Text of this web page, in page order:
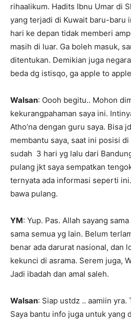
rihaalikum. Hadits Ibnu Umar di
yang terjadi di Kuwait baru-baru
hari ke depan tidak memberi
masih di luar. Ga boleh masuk,
ditentukan. Demikian juga
beda dg istisqo, ga apple to
Walsan: Oooh begitu.. Mohon
kekurangpahaman saya ini.
Atho’na dengan guru saya. Bisa
membantu saya, saat ini posisi
sudah 3 hari yg lalu dari
pulang jkt saya sempatkan
ternyata ada informasi seperti
bawa pulang.
YM: Yup. Pas. Allah sayang sama
sama semua yg lain. Belum
benar ada darurat nasional, dan
kekunci di asrama. Serem juga,
Jadi ibadah dan amal saleh.
Walsan: Siap ustdz .. aamiin yra.
Saya bantu info juga untuk yang